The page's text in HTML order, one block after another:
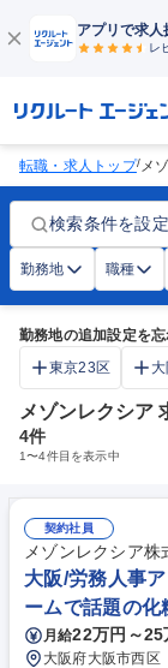
アプリで求人
レ
転職・求人トップ/メ
検索条件を設
勤務地 職種
勤務地の追加設定を
東京23区
メゾンレクシア
4件
1〜4件目を表示中
契約社員
メゾンレクシア株
大阪/労務人事
ームで話題の化
月給22万円～25
大阪府大阪市西区